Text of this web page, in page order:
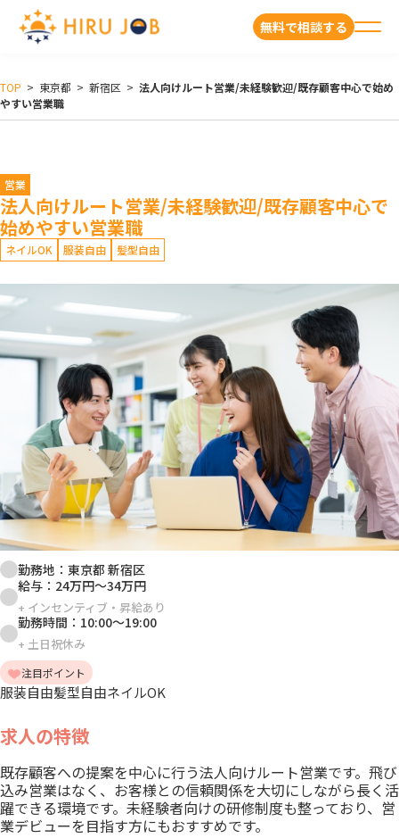
無料で相談する
TOP > 東京都 > 新宿区 > 法人向けルート営業/未経験歓迎/既存顧客中心で始め
やすい営業職
営業
法人向けルート営業/未経験歓迎/既存顧客中心で
始めやすい営業職
ネイルOK 服装自由 髪型自由
勤務地： 東京都 新宿区
給与： 24万円～34万円
+ インセンティブ・昇給あり
勤務時間： 10:00～19:00
+ 土日祝休み
注目ポイント
服装自由髪型自由ネイルOK
求人の特徴
既存顧客への提案を中心に行う法人向けルート営業です。飛び
込み営業はなく、お客様との信頼関係を大切にしながら長く活
躍できる環境です。未経験者向けの研修制度も整っており、営
業デビューを目指す方にもおすすめです。